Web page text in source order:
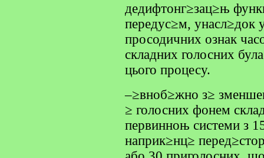
дедифтонг≥зац≥њ
передус≥м, унасл≥док
просодичних ознак
складних голосних
цього процесу.
–≥вноб≥жно з≥
≥ голосних фонем
первинноњ системи з
наприк≥нц≥